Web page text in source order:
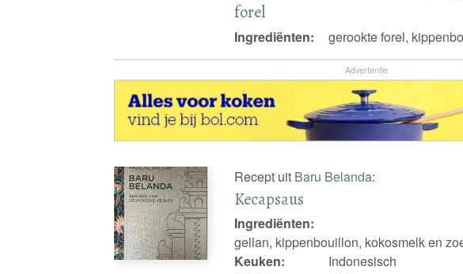
forel
Ingrediënten: gerookte forel,
Advertentie
Recept uit Baru Belanda:
Kecapsaus
Ingrediënten:
gellan, kippenbouillon, kokosmelk en
Keuken:
Indonesisch